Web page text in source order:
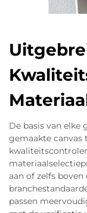
De basis van elke
gemaakte canvas
aan of zelfs
passen